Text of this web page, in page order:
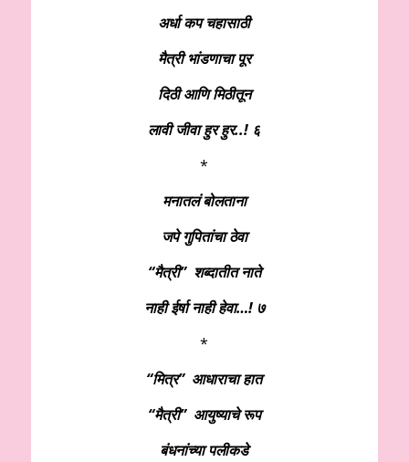
अर्धा कप चहासाठी
मैत्री भांडणाचा पूर
दिठी आणि मिठीतून
लावी जीवा हुर हुर..! ६
*
मनातलं बोलताना
जपे गुपितांचा ठेवा
“मैत्री” शब्दातीत नाते
नाही ईर्षा नाही हेवा…! ७
*
“मित्र” आधाराचा हात
“मैत्री” आयुष्याचे रूप
बंधनांच्या पलीकडे